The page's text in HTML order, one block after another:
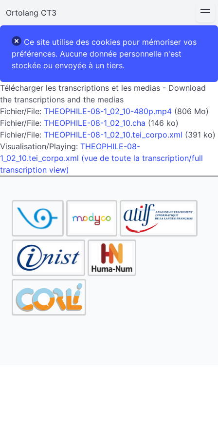
Ortolang CT3
Ce site utilise des cookies pour mémoriser vos
préférences. Aucune donnée personnelle n'est
stockée ou envoyée à un tiers.
Télécharger les transcriptions et les medias - Download
the transcriptions and the medias
Fichier/File: THEOPHILE-08-1_02_10-480p.mp4 (806 Mo)
Fichier/File: THEOPHILE-08-1_02_10.cha (146 ko)
Fichier/File: THEOPHILE-08-1_02_10.tei_corpo.xml (391 ko)
Visualisation/Playing: THEOPHILE-08-
1_02_10.tei_corpo.xml (vue de toute la transcription/full
transcription view)